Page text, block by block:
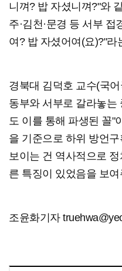
니껴? 밥 자셨니껴?"와
주·김천·문경 등 서부 접
여? 밥 자셨어여(요)?"라
경북대 김덕호 교수(국
동부와 서부로 갈라놓는
도 이를 통해 파생된 꼴"
을 기준으로 하위 방언
보이는 건 역사적으로
른 특징이 있었음을 보
조윤화기자